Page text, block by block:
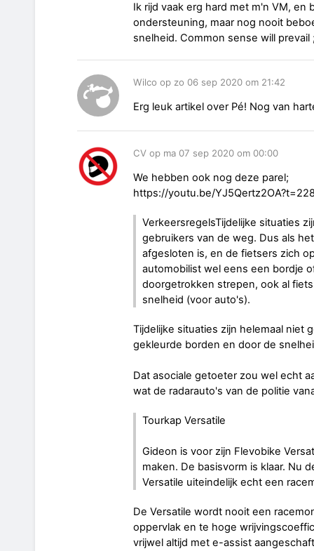
Ik rijd vaak erg hard met m'n VM,
ondersteuning, maar nog nooit
snelheid. Common sense will prevail
Wilco op zo 06 sep 2020 om 21:42
Erg leuk artikel over Pé! Nog van
CV op ma 07 sep 2020 om 00:00
We hebben ook nog deze parel;
https://youtu.be/
VerkeersregelsTijdelijke situaties
gebruikers van de weg. Dus als
afgesloten is, en de fietsers zich
automobilist wel eens een bordje
doorgetrokken strepen, ook al
snelheid (voor auto's).
Tijdelijke situaties zijn helemaal niet
gekleurde borden en door de
Dat asociale getoeter zou wel echt
wat de radarauto's van de politie
Tourkap Versatile
Gideon is voor zijn Flevobike
maken. De basisvorm is klaar. Nu
Versatile uiteindelijk echt een
De Versatile wordt nooit een
oppervlak en te hoge
vrijwel altijd met e-assist